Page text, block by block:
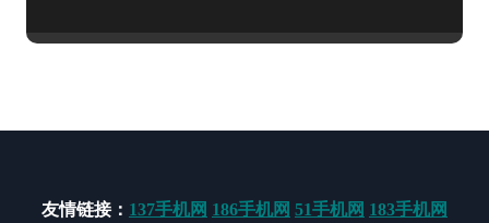
友情链接： 137手机网 186手机网 51手机网 183手机网